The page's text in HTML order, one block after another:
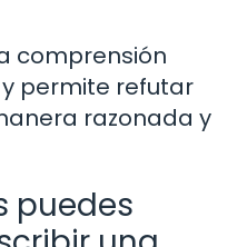
comprensión
permite refutar
razonada y
puedes